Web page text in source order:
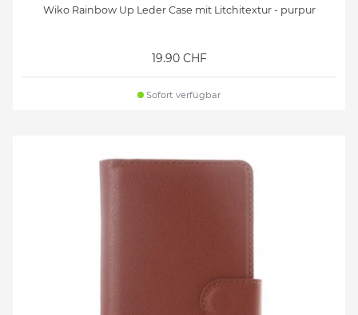
Wiko Rainbow Up Leder Case mit Litchitextur - purpur
19.90 CHF
Sofort verfügbar